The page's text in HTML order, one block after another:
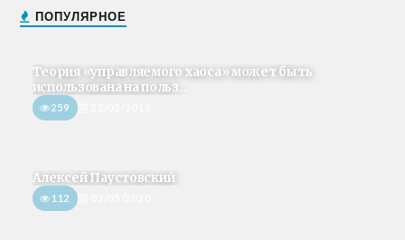
ПОПУЛЯРНОЕ
Теория «управляемого хаоса» может быть
использована на польз...
259
Алексей Паустовский
112